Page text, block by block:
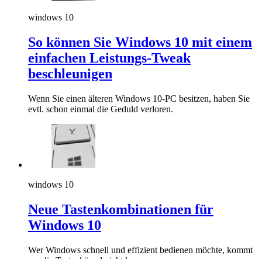
windows 10
So können Sie Windows 10 mit einem
einfachen Leistungs-Tweak
beschleunigen
Wenn Sie einen älteren Windows 10-PC besitzen, haben Sie
evtl. schon einmal die Geduld verloren.
windows 10
Neue Tastenkombinationen für
Windows 10
Wer Windows schnell und effizient bedienen möchte, kommt